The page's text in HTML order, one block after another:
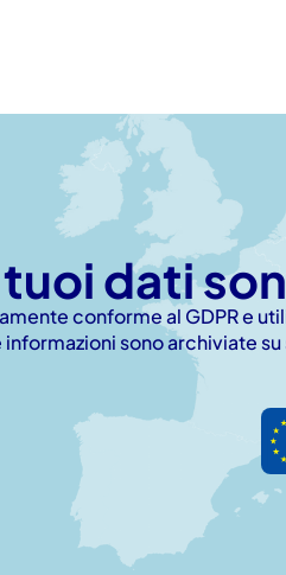
tuoi dati
conforme al GDPR e
informazioni sono archiviate